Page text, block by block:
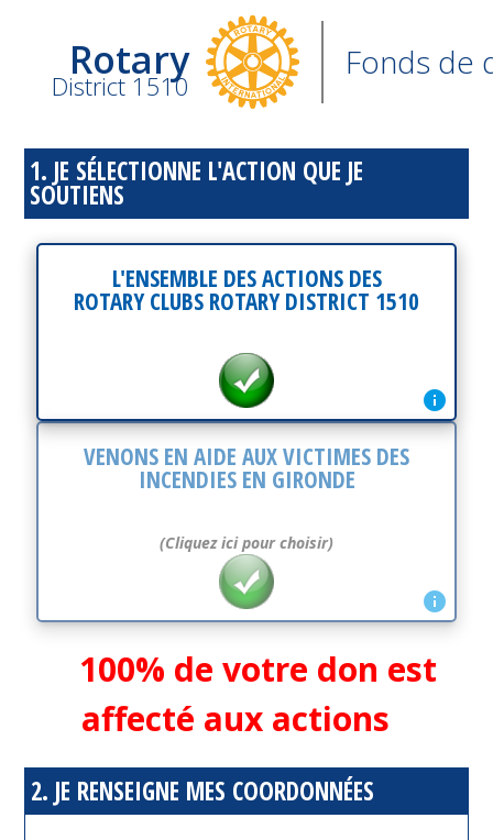
Rotary
District 1510
Fonds de
1. JE SÉLECTIONNE L'ACTION QUE JE
SOUTIENS
L'ENSEMBLE DES ACTIONS DES
ROTARY CLUBS ROTARY DISTRICT 1510
info
VENONS EN AIDE AUX VICTIMES DES
INCENDIES EN GIRONDE
(Cliquez ici pour choisir)
info
100% de votre don est
affecté aux actions
2. JE RENSEIGNE MES COORDONNÉES